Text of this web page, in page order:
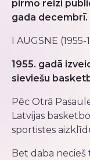
pirmo reizi
gada decembrī.
I AUGSNE (1955-
1955. gadā
sieviešu
Pēc Otrā
Latvijas
sportistes
Bet daba necieš